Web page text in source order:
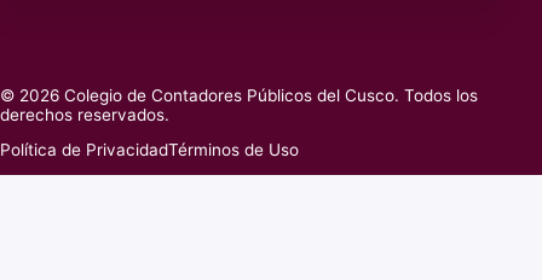
© 2026 Colegio de Contadores Públicos del Cusco. Todos los
derechos reservados.
Política de PrivacidadTérminos de Uso